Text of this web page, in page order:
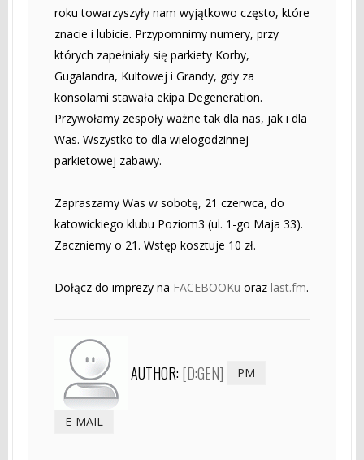
roku towarzyszyły nam wyjątkowo często, które
znacie i lubicie. Przypomnimy numery, przy
których zapełniały się parkiety Korby,
Gugalandra, Kultowej i Grandy, gdy za
konsolami stawała ekipa Degeneration.
Przywołamy zespoły ważne tak dla nas, jak i dla
Was. Wszystko to dla wielogodzinnej
parkietowej zabawy.
Zapraszamy Was w sobotę, 21 czerwca, do
katowickiego klubu Poziom3 (ul. 1-go Maja 33).
Zaczniemy o 21. Wstęp kosztuje 10 zł.
Dołącz do imprezy na FACEBOOKu oraz last.fm.
------------------------------------------------
AUTHOR: [D:GEN] PM
E-MAIL